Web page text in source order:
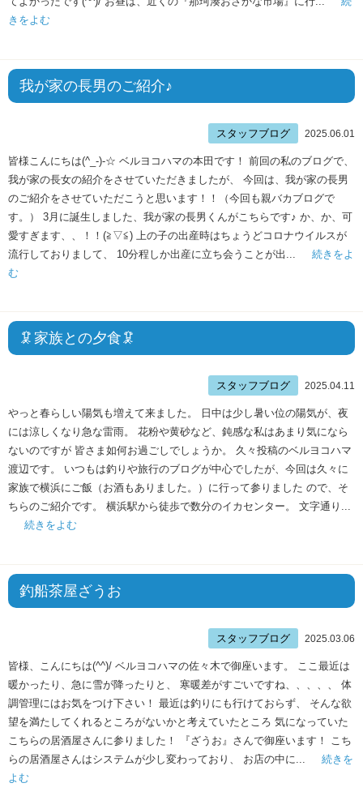
きをよむ
我が家の長男のご紹介♪
スタッフブログ 2025.06.01
皆様こんにちは(^_-)-☆ ベルヨコハマの本田です！ 前回の私のブログで、
我が家の長女の紹介をさせていただきましたが、 今回は、我が家の長男
のご紹介をさせていただこうと思います！！（今回も親バカブログで
す。） 3月に誕生しました、我が家の長男くんがこちらです♪ か、か、可
愛すぎます、、！！(≧▽≦) 上の子の出産時はちょうどコロナウイルスが
流行しておりまして、 10分程しか出産に立ち会うことが出...
続きをよ
む
🦑家族との夕食🦑
スタッフブログ 2025.04.11
やっと春らしい陽気も増えて来ました。 日中は少し暑い位の陽気が、夜
には涼しくなり急な雷雨。 花粉や黄砂など、鈍感な私はあまり気になら
ないのですが 皆さま如何お過ごしでしょうか。 久々投稿のベルヨコハマ
渡辺です。 いつもは釣りや旅行のブログが中心でしたが、今回は久々に
家族で横浜にご飯（お酒もありました。）に行って参りました ので、そ
ちらのご紹介です。 横浜駅から徒歩で数分のイカセンター。 文字通り...
続きをよむ
釣船茶屋ざうお
スタッフブログ 2025.03.06
皆様、こんにちは(^^)/ ベルヨコハマの佐々木で御座います。 ここ最近は
暖かったり、急に雪が降ったりと、 寒暖差がすごいですね、、、、、 体
調管理にはお気をつけ下さい！ 最近は釣りにも行けておらず、 そんな欲
望を満たしてくれるところがないかと考えていたところ 気になっていた
こちらの居酒屋さんに参りました！ 『ざうお』さんで御座います！ こち
らの居酒屋さんはシステムが少し変わっており、 お店の中に...
続きを
よむ